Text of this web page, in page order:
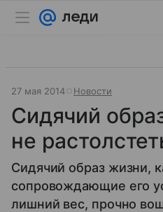
27 мая 2014 Новости
Сидячий
не
Сидячий образ жизни,
сопровождающие его
лишний вес, прочно